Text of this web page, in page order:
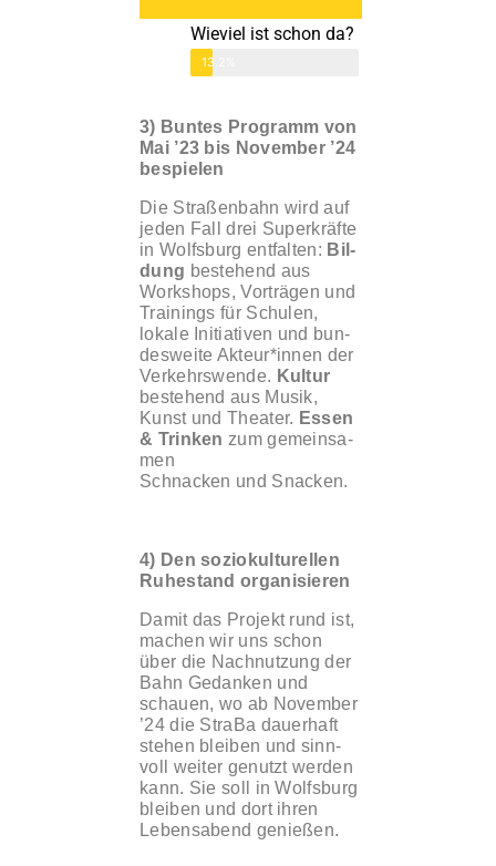
Wie­viel ist schon da?
13.2%
3) Bun­tes Pro­gramm von
Mai ’23 bis Novem­ber ’24
bespie­len
Die Stra­ßen­bahn wird auf
jeden Fall drei Super­kräf­te
in Wolfs­burg ent­fal­ten: Bil­
dung bestehend aus
Work­shops, Vor­trä­gen und
Trai­nings für Schu­len,
loka­le Initia­ti­ven und bun­
des­wei­te Akteur*innen der
Ver­kehrs­wen­de. Kul­tur
bestehend aus Musik,
Kunst und Thea­ter. Essen
& Trin­ken zum gemein­sa­
men
Schna­cken und Sna­cken.
4) Den sozio­kul­tu­rel­len
Ruhe­stand orga­ni­sie­ren
Damit das Pro­jekt rund ist,
machen wir uns schon
über die Nach­nut­zung der
Bahn Gedan­ken und
schau­en, wo ab Novem­ber
’24 die Stra­Ba dau­er­haft
ste­hen blei­ben und sinn­
voll wei­ter genutzt wer­den
kann. Sie soll in Wolfs­burg
blei­ben und dort ihren
Lebens­abend genie­ßen.